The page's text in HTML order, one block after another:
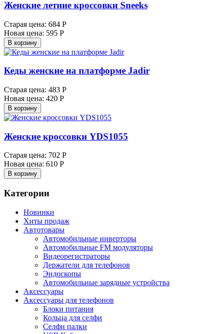
Женские летние кроссовки Sneeks
Старая цена: 684 Р
Новая цена: 595 Р
В корзину
Кеды женские на платформе Jadir
Старая цена: 483 Р
Новая цена: 420 Р
В корзину
Женские кроссовки YDS1055
Старая цена: 702 Р
Новая цена: 610 Р
В корзину
Категории
Новинки
Хиты продаж
Автотовары
Автомобильные инверторы
Автомобильные FM модуляторы
Видеорегистраторы
Держатели для телефонов
Эндоскопы
Автомобильные зарядные устройства
Аксессуары
Аксессуары для телефонов
Блоки питания
Кольца для селфи
Селфи палки